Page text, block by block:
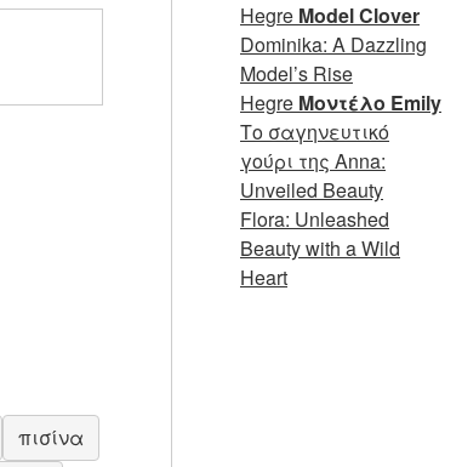
πισίνα
Hegre Model Clover
Dominika: A Dazzling
Model’s Rise
Hegre Μοντέλο Emily
Το σαγηνευτικό
γούρι της Anna:
Unveiled Beauty
Flora: Unleashed
Beauty with a Wild
Heart